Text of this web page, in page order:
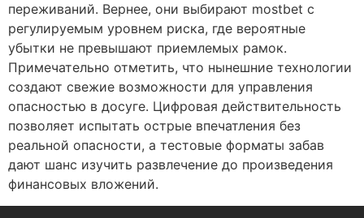
переживаний. Вернее, они выбирают mostbet с
регулируемым уровнем риска, где вероятные
убытки не превышают приемлемых рамок.
Примечательно отметить, что нынешние технологии
создают свежие возможности для управления
опасностью в досуге. Цифровая действительность
позволяет испытать острые впечатления без
реальной опасности, а тестовые форматы забав
дают шанс изучить развлечение до произведения
финансовых вложений.